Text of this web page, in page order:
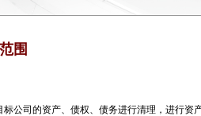
围
公司的资产、债权、债务进行清理，进行资